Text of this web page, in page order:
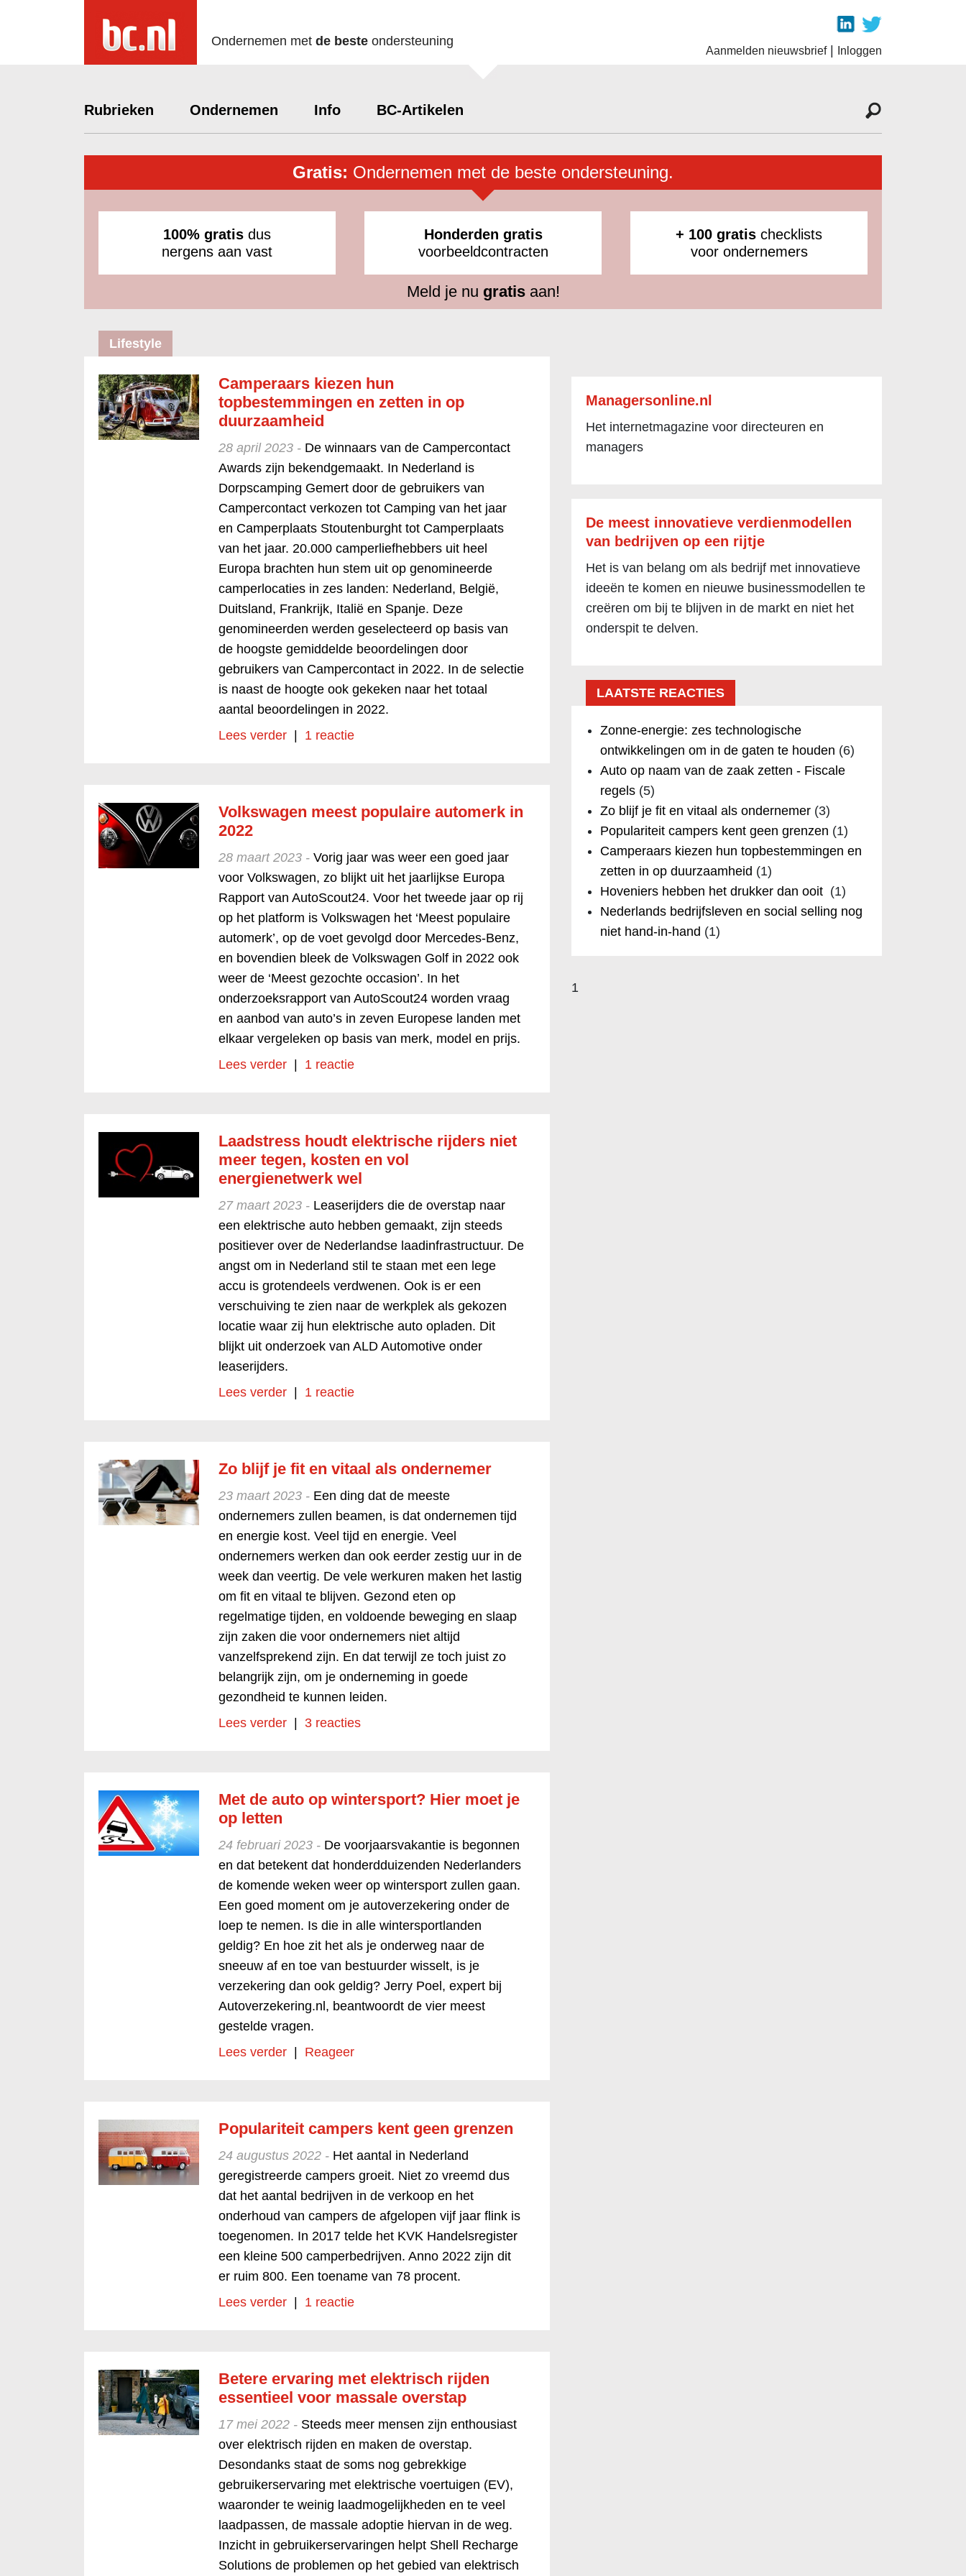
Ondernemen met de beste ondersteuning
Aanmelden nieuwsbrief| Inloggen
Rubrieken Ondernemen Info BC-Artikelen
Gratis: Ondernemen met de beste ondersteuning.
100% gratis dus
nergens aan vast
Honderden gratis
voorbeeldcontracten
+ 100 gratis checklists
voor ondernemers
Meld je nu gratisaan!
Lifestyle
Camperaars kiezen hun
topbestemmingen en zetten in op
duurzaamheid
28 april 2023 - De winnaars van de Campercontact
Awards zijn bekendgemaakt. In Nederland is
Dorpscamping Gemert door de gebruikers van
Campercontact verkozen tot Camping van het jaar
en Camperplaats Stoutenburght tot Camperplaats
van het jaar. 20.000 camperliefhebbers uit heel
Europa brachten hun stem uit op genomineerde
camperlocaties in zes landen: Nederland, België,
Duitsland, Frankrijk, Italië en Spanje. Deze
genomineerden werden geselecteerd op basis van
de hoogste gemiddelde beoordelingen door
gebruikers van Campercontact in 2022. In de selectie
is naast de hoogte ook gekeken naar het totaal
aantal beoordelingen in 2022.
Lees verder| 1 reactie
Volkswagen meest populaire automerk in
2022
28 maart 2023 - Vorig jaar was weer een goed jaar
voor Volkswagen, zo blijkt uit het jaarlijkse Europa
Rapport van AutoScout24. Voor het tweede jaar op rij
op het platform is Volkswagen het ‘Meest populaire
automerk’, op de voet gevolgd door Mercedes-Benz,
en bovendien bleek de Volkswagen Golf in 2022 ook
weer de ‘Meest gezochte occasion’. In het
onderzoeksrapport van AutoScout24 worden vraag
en aanbod van auto’s in zeven Europese landen met
elkaar vergeleken op basis van merk, model en prijs.
Lees verder| 1 reactie
Laadstress houdt elektrische rijders niet
meer tegen, kosten en vol
energienetwerk wel
27 maart 2023 - Leaserijders die de overstap naar
een elektrische auto hebben gemaakt, zijn steeds
positiever over de Nederlandse laadinfrastructuur. De
angst om in Nederland stil te staan met een lege
accu is grotendeels verdwenen. Ook is er een
verschuiving te zien naar de werkplek als gekozen
locatie waar zij hun elektrische auto opladen. Dit
blijkt uit onderzoek van ALD Automotive onder
leaserijders.
Lees verder| 1 reactie
Zo blijf je fit en vitaal als ondernemer
23 maart 2023 - Een ding dat de meeste
ondernemers zullen beamen, is dat ondernemen tijd
en energie kost. Veel tijd en energie. Veel
ondernemers werken dan ook eerder zestig uur in de
week dan veertig. De vele werkuren maken het lastig
om fit en vitaal te blijven. Gezond eten op
regelmatige tijden, en voldoende beweging en slaap
zijn zaken die voor ondernemers niet altijd
vanzelfsprekend zijn. En dat terwijl ze toch juist zo
belangrijk zijn, om je onderneming in goede
gezondheid te kunnen leiden.
Lees verder| 3 reacties
Met de auto op wintersport? Hier moet je
op letten
24 februari 2023 - De voorjaarsvakantie is begonnen
en dat betekent dat honderdduizenden Nederlanders
de komende weken weer op wintersport zullen gaan.
Een goed moment om je autoverzekering onder de
loep te nemen. Is die in alle wintersportlanden
geldig? En hoe zit het als je onderweg naar de
sneeuw af en toe van bestuurder wisselt, is je
verzekering dan ook geldig? Jerry Poel, expert bij
Autoverzekering.nl, beantwoordt de vier meest
gestelde vragen.
Lees verder| Reageer
Populariteit campers kent geen grenzen
24 augustus 2022 - Het aantal in Nederland
geregistreerde campers groeit. Niet zo vreemd dus
dat het aantal bedrijven in de verkoop en het
onderhoud van campers de afgelopen vijf jaar flink is
toegenomen. In 2017 telde het KVK Handelsregister
een kleine 500 camperbedrijven. Anno 2022 zijn dit
er ruim 800. Een toename van 78 procent.
Lees verder| 1 reactie
Betere ervaring met elektrisch rijden
essentieel voor massale overstap
17 mei 2022 - Steeds meer mensen zijn enthousiast
over elektrisch rijden en maken de overstap.
Desondanks staat de soms nog gebrekkige
gebruikerservaring met elektrische voertuigen (EV),
waaronder te weinig laadmogelijkheden en te veel
laadpassen, de massale adoptie hiervan in de weg.
Inzicht in gebruikerservaringen helpt Shell Recharge
Solutions de problemen op het gebied van elektrisch
Managersonline.nl
Het internetmagazine voor directeuren en
managers
De meest innovatieve verdienmodellen
van bedrijven op een rijtje
Het is van belang om als bedrijf met innovatieve
ideeën te komen en nieuwe businessmodellen te
creëren om bij te blijven in de markt en niet het
onderspit te delven.
LAATSTE REACTIES
Zonne-energie: zes technologische
ontwikkelingen om in de gaten te houden (6)
Auto op naam van de zaak zetten - Fiscale
regels(5)
Zo blijf je fit en vitaal als ondernemer(3)
Populariteit campers kent geen grenzen (1)
Camperaars kiezen hun topbestemmingen en
zetten in op duurzaamheid (1)
Hoveniers hebben het drukker dan ooit (1)
Nederlands bedrijfsleven en social selling nog
niet hand-in-hand (1)
1